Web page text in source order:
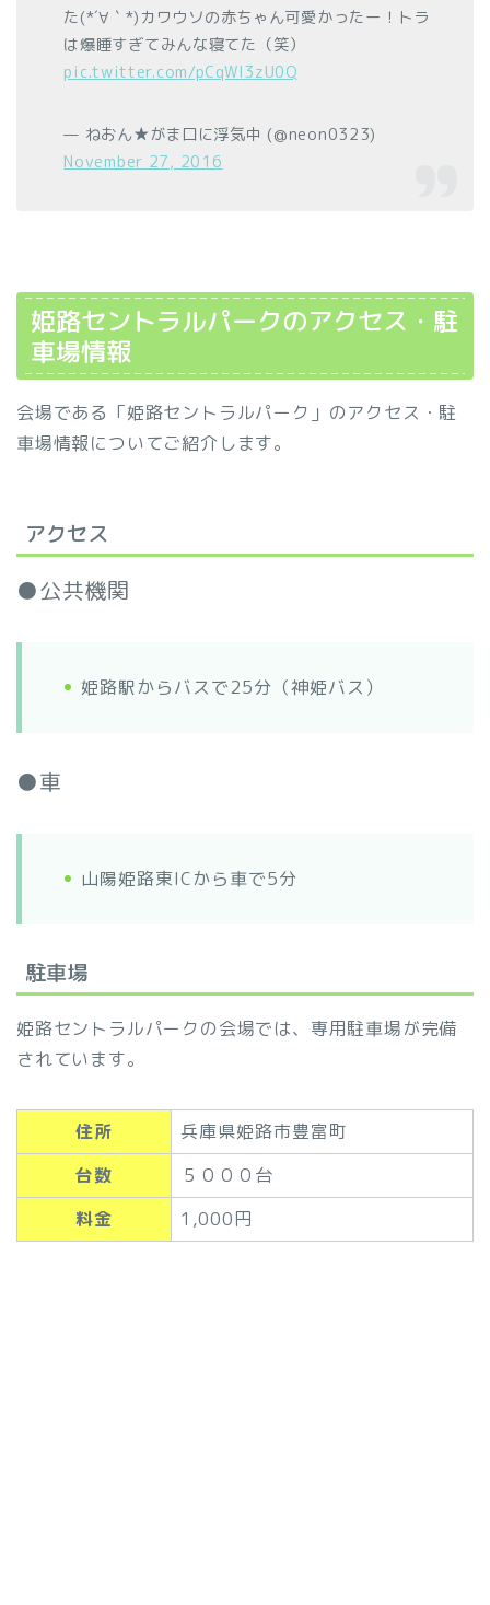
た(*´∀｀*)カワウソの赤ちゃん可愛かったー！トラ
は爆睡すぎてみんな寝てた（笑）
pic.twitter.com/pCqWl3zU0Q
— ねおん★がま口に浮気中 (@neon0323)
November 27, 2016
姫路セントラルパークのアクセス・駐
車場情報
会場である「姫路セントラルパーク」のアクセス・駐
車場情報についてご紹介します。
アクセス
●公共機関
姫路駅からバスで25分（神姫バス）
●車
山陽姫路東ICから車で5分
駐車場
姫路セントラルパークの会場では、専用駐車場が完備
されています。
住所
兵庫県姫路市豊富町
台数
５０００台
料金
1,000円